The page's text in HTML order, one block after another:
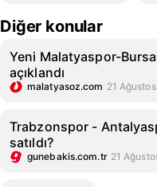
Diğer konular
Yeni Malatyaspor-
açıklandı
malatyasoz.com 21 Ağustos
Trabzonspor -
satıldı?
gunebakis.com.tr 21